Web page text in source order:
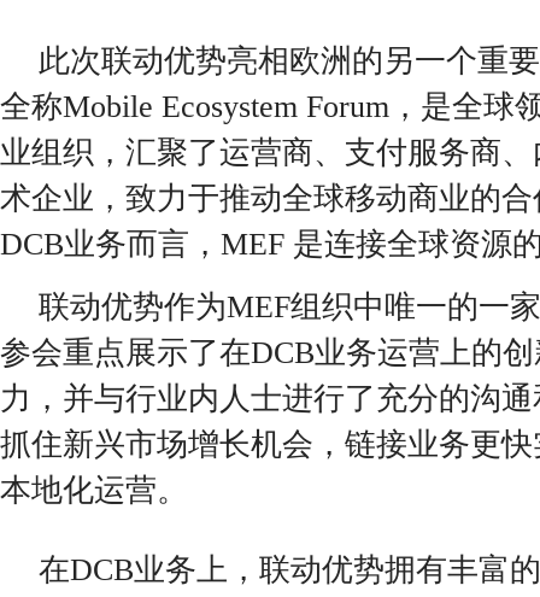
此次联动优势亮相欧洲的另一个重
全称Mobile Ecosystem Forum，是全球
业组织，汇聚了运营商、支付服务商
术企业，致力于推动全球移动商业的
DCB业务而言，MEF 是连接全球资源
联动优势作为MEF组织中唯一的一
参会重点展示了在DCB业务运营上的
力，并与行业内人士进行了充分的沟
抓住新兴市场增长机会，链接业务更
本地化运营。
在DCB业务上，联动优势拥有丰富